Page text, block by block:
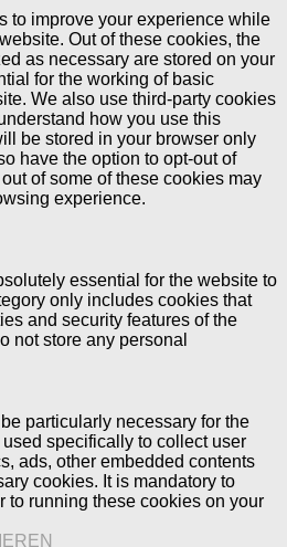
to improve your experience while
Out of these cookies, the
as necessary are stored on your
for the working of basic
We also use third-party cookies
how you use this
be stored in your browser only
have the option to opt-out of
of some of these cookies may
experience.
essential for the website to
only includes cookies that
and security features of the
not store any personal
particularly necessary for the
specifically to collect user
ads, other embedded contents
cookies. It is mandatory to
to running these cookies on your